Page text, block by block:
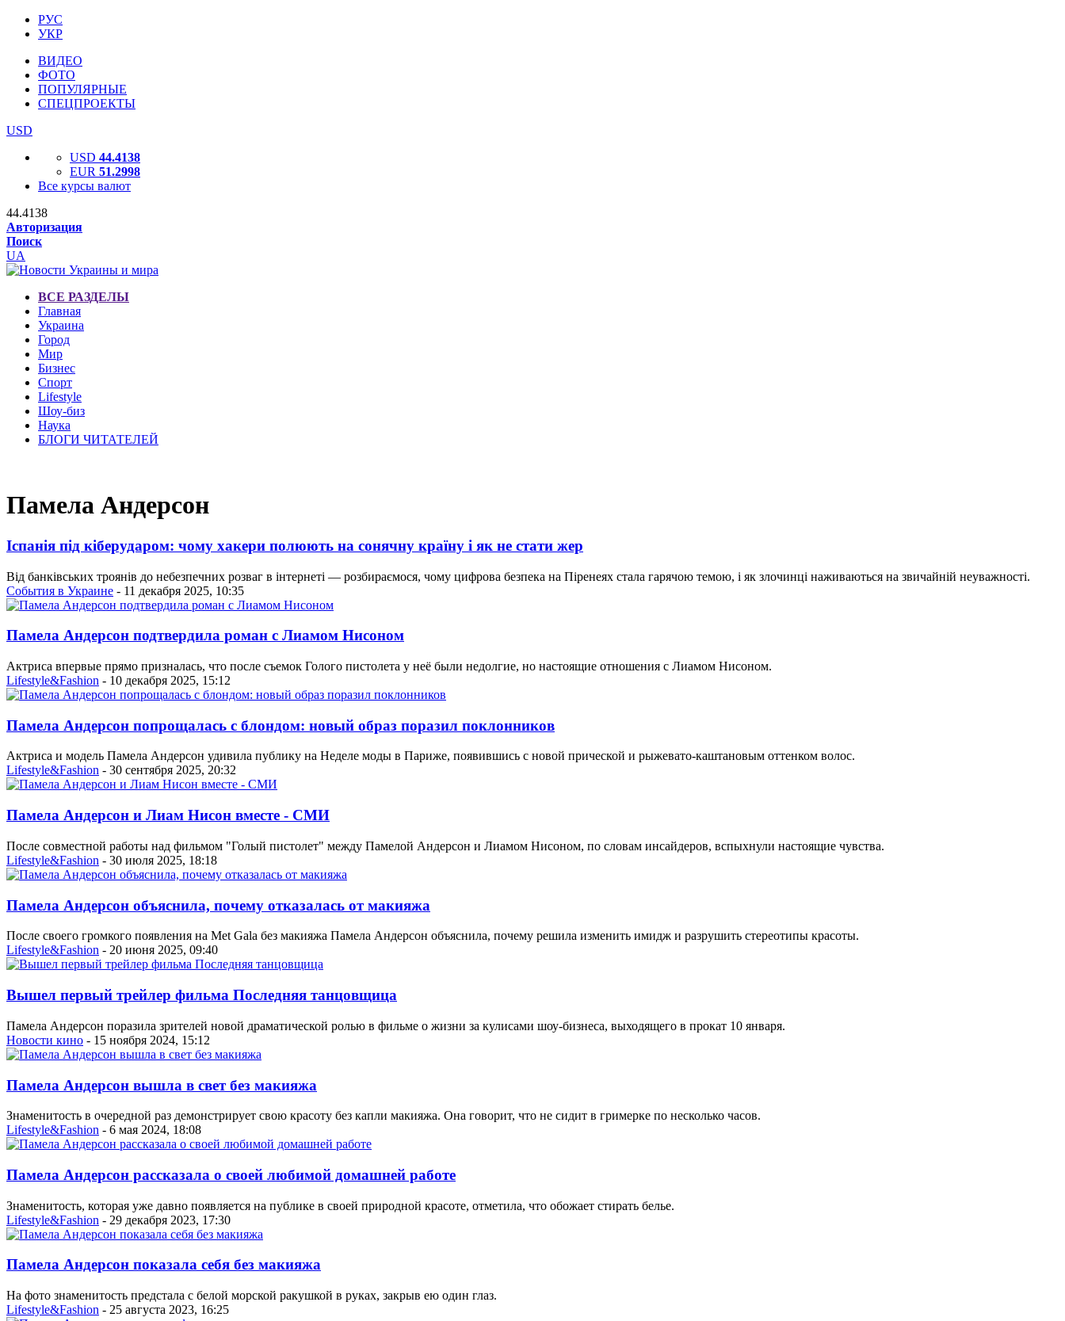
РУС
УКР
ВИДЕО
ФОТО
ПОПУЛЯРНЫЕ
СПЕЦПРОЕКТЫ
USD
USD 44.4138
EUR 51.2998
Все курсы валют
44.4138
Авторизация
Поиск
UA
ВСЕ РАЗДЕЛЫ
Главная
Украина
Город
Мир
Бизнес
Спорт
Lifestyle
Шоу-биз
Наука
БЛОГИ ЧИТАТЕЛЕЙ
Памела Андерсон
Іспанія під кіберударом: чому хакери полюють на сонячну країну і як не стати жер
Від банківських троянів до небезпечних розваг в інтернеті — розбираємося, чому цифрова безпека на Піренеях стала гарячою темою, і як злочинці наживаються на звичайній неуважності.
События в Украине - 11 декабря 2025, 10:35
Памела Андерсон подтвердила роман с Лиамом Нисоном
Актриса впервые прямо призналась, что после съемок Голого пистолета у неё были недолгие, но настоящие отношения с Лиамом Нисоном.
Lifestyle&Fashion - 10 декабря 2025, 15:12
Памела Андерсон попрощалась с блондом: новый образ поразил поклонников
Актриса и модель Памела Андерсон удивила публику на Неделе моды в Париже, появившись с новой прической и рыжевато-каштановым оттенком волос.
Lifestyle&Fashion - 30 сентября 2025, 20:32
Памела Андерсон и Лиам Нисон вместе - СМИ
После совместной работы над фильмом "Голый пистолет" между Памелой Андерсон и Лиамом Нисоном, по словам инсайдеров, вспыхнули настоящие чувства.
Lifestyle&Fashion - 30 июля 2025, 18:18
Памела Андерсон объяснила, почему отказалась от макияжа
После своего громкого появления на Met Gala без макияжа Памела Андерсон объяснила, почему решила изменить имидж и разрушить стереотипы красоты.
Lifestyle&Fashion - 20 июня 2025, 09:40
Вышел первый трейлер фильма Последняя танцовщица
Памела Андерсон поразила зрителей новой драматической ролью в фильме о жизни за кулисами шоу-бизнеса, выходящего в прокат 10 января.
Новости кино - 15 ноября 2024, 15:12
Памела Андерсон вышла в свет без макияжа
Знаменитость в очередной раз демонстрирует свою красоту без капли макияжа. Она говорит, что не сидит в гримерке по несколько часов.
Lifestyle&Fashion - 6 мая 2024, 18:08
Памела Андерсон рассказала о своей любимой домашней работе
Знаменитость, которая уже давно появляется на публике в своей природной красоте, отметила, что обожает стирать белье.
Lifestyle&Fashion - 29 декабря 2023, 17:30
Памела Андерсон показала себя без макияжа
На фото знаменитость предстала с белой морской ракушкой в руках, закрыв ею один глаз.
Lifestyle&Fashion - 25 августа 2023, 16:25